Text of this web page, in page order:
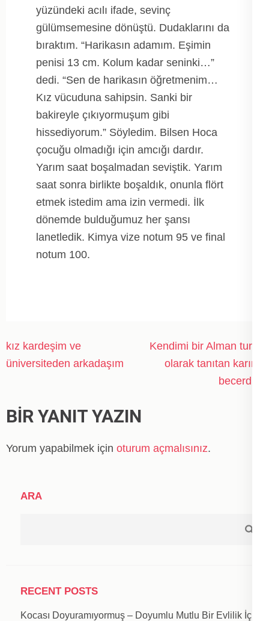
yüzündeki acılı ifade, sevinç
gülümsemesine dönüştü. Dudaklarını da
bıraktım. “Harikasın adamım. Eşimin
penisi 13 cm. Kolum kadar seninki…”
dedi. “Sen de harikasın öğretmenim…
Kız vücuduna sahipsin. Sanki bir
bakireyle çıkıyormuşum gibi
hissediyorum.” Söyledim. Bilsen Hoca
çocuğu olmadığı için amcığı dardır.
Yarım saat boşalmadan seviştik. Yarım
saat sonra birlikte boşaldık, onunla flört
etmek istedim ama izin vermedi. İlk
dönemde bulduğumuz her şansı
lanetledik. Kimya vize notum 95 ve final
notum 100.
Yazı
gezinmesi
kız kardeşim ve
üniversiteden arkadaşım
Kendimi bir Alman turist
olarak tanıtan karımı
becerdim
BIR YANIT YAZIN
Yorum yapabilmek için oturum açmalısınız.
ARA
RECENT POSTS
Kocası Doyuramıyormuş – Doyumlu Mutlu Bir Evlilik İçin